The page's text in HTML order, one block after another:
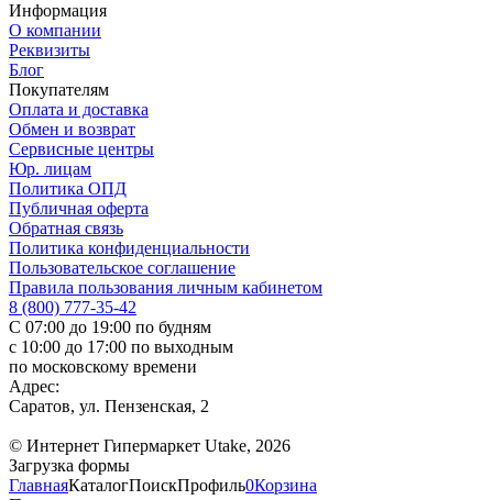
Информация
О компании
Реквизиты
Блог
Покупателям
Оплата и доставка
Обмен и возврат
Сервисные центры
Юр. лицам
Политика ОПД
Публичная оферта
Обратная связь
Политика конфиденциальности
Пользовательское соглашение
Правила пользования личным кабинетом
8 (800) 777-35-42
С 07:00 до 19:00 по будням
с 10:00 до 17:00 по выходным
по московскому времени
Адрес:
Саратов, ул. Пензенская, 2
© Интернет Гипермаркет Utake, 2026
Загрузка формы
ГлавнаяКаталогПоискПрофиль0Корзина